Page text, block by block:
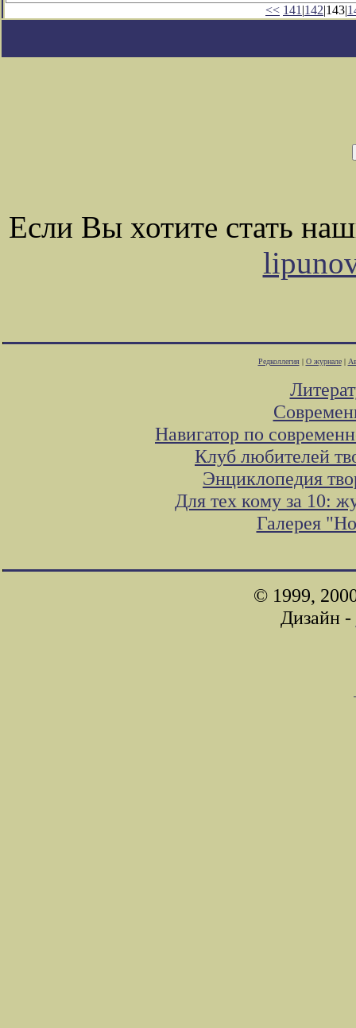
<< 141 |142|143|
Если Вы хотите стать
Редколлегия| О журнале|
Навигатор по
Клуб любителей
Энциклопедия
Для тех кому за 10:
Галерея
© 1999,
Дизайн -